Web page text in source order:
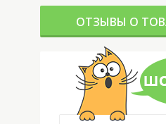
ОТЗЫВЫ О